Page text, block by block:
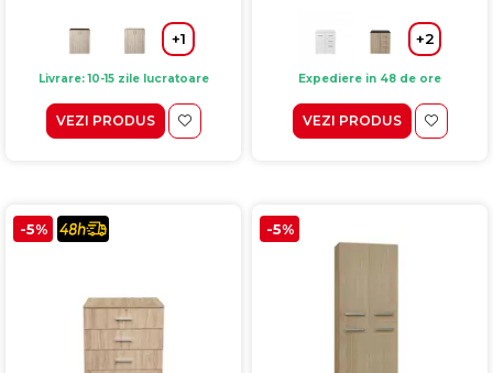
+1
Livrare: 10-15 zile lucratoare
VEZI PRODUS
+2
Expediere in 48 de ore
VEZI PRODUS
-5% -5%